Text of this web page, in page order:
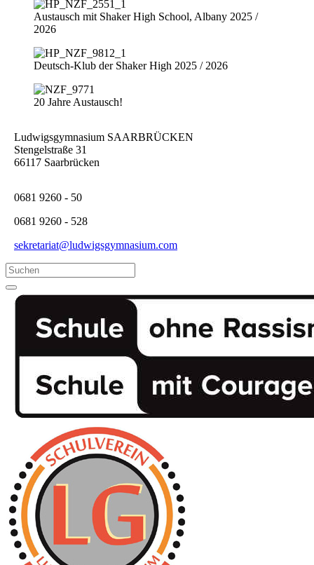
Austausch mit Shaker High School, Albany 2025 /
2026
Deutsch-Klub der Shaker High 2025 / 2026
20 Jahre Austausch!
Ludwigsgymnasium SAARBRÜCKEN
Stengelstraße 31
66117 Saarbrücken
0681 9260 - 50
0681 9260 - 528
sekretariat@ludwigsgymnasium.com